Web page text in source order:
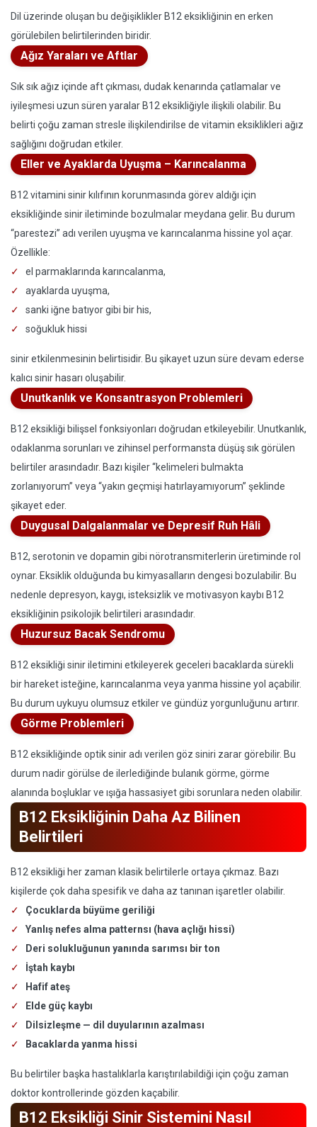
Dil üzerinde oluşan bu değişiklikler B12 eksikliğinin en erken
görülebilen belirtilerinden biridir.
Ağız Yaraları ve Aftlar
Sık sık ağız içinde aft çıkması, dudak kenarında çatlamalar ve
iyileşmesi uzun süren yaralar B12 eksikliğiyle ilişkili olabilir. Bu
belirti çoğu zaman stresle ilişkilendirilse de vitamin eksiklikleri ağız
sağlığını doğrudan etkiler.
Eller ve Ayaklarda Uyuşma – Karıncalanma
B12 vitamini sinir kılıfının korunmasında görev aldığı için
eksikliğinde sinir iletiminde bozulmalar meydana gelir. Bu durum
“parestezi” adı verilen uyuşma ve karıncalanma hissine yol açar.
Özellikle:
el parmaklarında karıncalanma,
ayaklarda uyuşma,
sanki iğne batıyor gibi bir his,
soğukluk hissi
sinir etkilenmesinin belirtisidir. Bu şikayet uzun süre devam ederse
kalıcı sinir hasarı oluşabilir.
Unutkanlık ve Konsantrasyon Problemleri
B12 eksikliği bilişsel fonksiyonları doğrudan etkileyebilir. Unutkanlık,
odaklanma sorunları ve zihinsel performansta düşüş sık görülen
belirtiler arasındadır. Bazı kişiler “kelimeleri bulmakta
zorlanıyorum” veya “yakın geçmişi hatırlayamıyorum” şeklinde
şikayet eder.
Duygusal Dalgalanmalar ve Depresif Ruh Hâli
B12, serotonin ve dopamin gibi nörotransmiterlerin üretiminde rol
oynar. Eksiklik olduğunda bu kimyasalların dengesi bozulabilir. Bu
nedenle depresyon, kaygı, isteksizlik ve motivasyon kaybı B12
eksikliğinin psikolojik belirtileri arasındadır.
Huzursuz Bacak Sendromu
B12 eksikliği sinir iletimini etkileyerek geceleri bacaklarda sürekli
bir hareket isteğine, karıncalanma veya yanma hissine yol açabilir.
Bu durum uykuyu olumsuz etkiler ve gündüz yorgunluğunu artırır.
Görme Problemleri
B12 eksikliğinde optik sinir adı verilen göz siniri zarar görebilir. Bu
durum nadir görülse de ilerlediğinde bulanık görme, görme
alanında boşluklar ve ışığa hassasiyet gibi sorunlara neden olabilir.
B12 Eksikliğinin Daha Az Bilinen
Belirtileri
B12 eksikliği her zaman klasik belirtilerle ortaya çıkmaz. Bazı
kişilerde çok daha spesifik ve daha az tanınan işaretler olabilir.
Çocuklarda büyüme geriliği
Yanlış nefes alma patternsı (hava açlığı hissi)
Deri solukluğunun yanında sarımsı bir ton
İştah kaybı
Hafif ateş
Elde güç kaybı
Dilsizleşme — dil duyularının azalması
Bacaklarda yanma hissi
Bu belirtiler başka hastalıklarla karıştırılabildiği için çoğu zaman
doktor kontrollerinde gözden kaçabilir.
B12 Eksikliği Sinir Sistemini Nasıl